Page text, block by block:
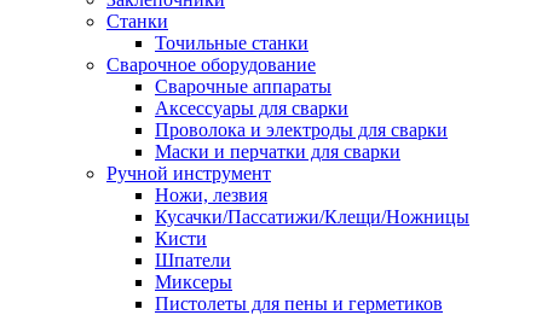
Станки
Точильные станки
Сварочное оборудование
Сварочные аппараты
Аксессуары для сварки
Проволока и электроды для сварки
Маски и перчатки для сварки
Ручной инструмент
Ножи, лезвия
Кусачки/Пассатижи/Клещи/Ножницы
Кисти
Шпатели
Миксеры
Пистолеты для пены и герметиков